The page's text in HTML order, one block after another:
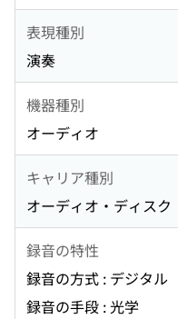
表現種別
演奏
機器種別
オーディオ
キャリア種別
オーディオ・ディスク
録音の特性
録音の方式 : デジタル
録音の手段 : 光学